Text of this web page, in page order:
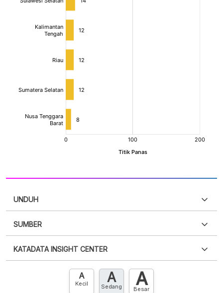
UNDUH
XLS
SUMBER
punya akun?Silakan Daftar sekarang
KATADATA INSIGHT CENTER
Hubungi sekarang »
A
Kecil A
Sedang A
Besar